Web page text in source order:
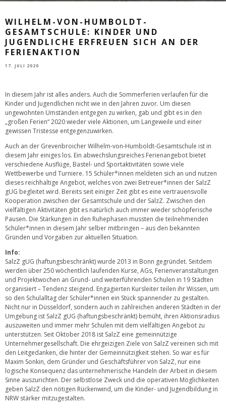
WILHELM-VON-HUMBOLDT-
GESAMTSCHULE: KINDER UND
JUGENDLICHE ERFREUEN SICH AN DER
FERIENAKTION
17. JULI 2020
In diesem Jahr ist alles anders. Auch die Sommerferien verlaufen für die
Kinder und Jugendlichen nicht wie in den Jahren zuvor. Um diesen
ungewohnten Umständen entgegen zu wirken, gab und gibt es in den
„großen Ferien“ 2020 wieder viele Aktionen, um Langeweile und einer
gewissen Tristesse entgegenzuwirken.
Auch an der Grevenbroicher Wilhelm-von-Humboldt-Gesamtschule ist in
diesem Jahr einiges los. Ein abwechslungsreiches Ferienangebot bietet
verschiedene Ausflüge, Bastel- und Sportaktivitäten sowie viele
Wettbewerbe und Turniere. 15 Schüler*innen meldeten sich an und nutzen
dieses reichhaltige Angebot, welches von zwei Betreuer*innen der SalzZ
gUG begleitet wird. Bereits seit einiger Zeit gibt es eine vertrauensvolle
Kooperation zwischen der Gesamtschule und der SalzZ. Zwischen den
vielfältigen Aktivitäten gibt es natürlich auch immer wieder schöpferische
Pausen. Die Stärkungen in den Ruhephasen mussten die teilnehmenden
Schüler*innen in diesem Jahr selber mitbringen – aus den bekannten
Gründen und Vorgaben zur aktuellen Situation.
Info:
SalzZ gUG (haftungsbeschränkt) wurde 2013 in Bonn gegründet. Seitdem
werden über 250 wöchentlich laufenden Kurse, AGs, Ferienveranstaltungen
und Projektwochen an Grund- und weiterführenden Schulen in 19 Städten
organisiert – Tendenz steigend. Engagierten Kursleiter teilen ihr Wissen, um
so den Schulalltag der Schüler*innen ein Stück spannender zu gestalten.
Nicht nur in Düsseldorf, sondern auch in zahlreichen anderen Städten in der
Umgebung ist SalzZ gUG (haftungsbeschränkt) bemüht, ihren Aktionsradius
auszuweiten und immer mehr Schulen mit dem vielfältigen Angebot zu
unterstützen. Seit Oktober 2018 ist SalzZ eine gemeinnützige
Unternehmergesellschaft. Die ehrgeizigen Ziele von SalzZ vereinen sich mit
den Leitgedanken, die hinter der Gemeinnützigkeit stehen. So war es für
Maxim Sonkin, dem Gründer und Geschäftsführer von SalzZ, nur eine
logische Konsequenz das unternehmerische Handeln der Arbeit in diesem
Sinne auszurichten. Der selbstlose Zweck und die operativen Möglichkeiten
geben SalzZ den nötigen Rückenwind, um die Kinder- und Jugendbildung in
NRW stärker mitzugestalten.